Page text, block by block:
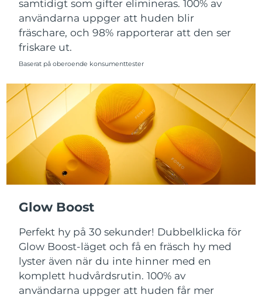
samtidigt som gifter elimineras. 100% av
användarna uppger att huden blir
fräschare, och 98% rapporterar att den ser
friskare ut.
Baserat på oberoende konsumenttester
Glow Boost
Perfekt hy på 30 sekunder! Dubbelklicka för
Glow Boost-läget och få en fräsch hy med
lyster även när du inte hinner med en
komplett hudvårdsrutin. 100% av
användarna uppger att huden får mer
Singapore Förväntad leverans12/08/2026
Slovakien Förväntad leverans10/08/2026
Slovenien
Sydafrika Förväntad leverans
Sydkorea Förväntad leverans12/08/2026
Spanien Förväntad leverans10/08/2026
Sverige Förväntad leverans 10/08/2026
Thailand Förväntad leverans14/08/2026
Turkiet Förväntad leverans